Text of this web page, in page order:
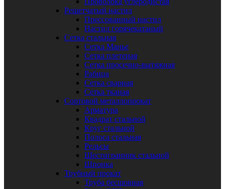
Решетчатый настил
Прессованный настил
Настил горячекатаный
Сетка стальная
Сетка Манье
Сетка плетеная
Сетка просечно-вытяжная
Рабица
Сетка сварная
Сетка тканая
Сортовой металлопрокат
Арматура
Квадрат стальной
Круг стальной
Полоса стальная
Рельсы
Шестигранник стальной
Шпонка
Трубный прокат
Труба бесшовная